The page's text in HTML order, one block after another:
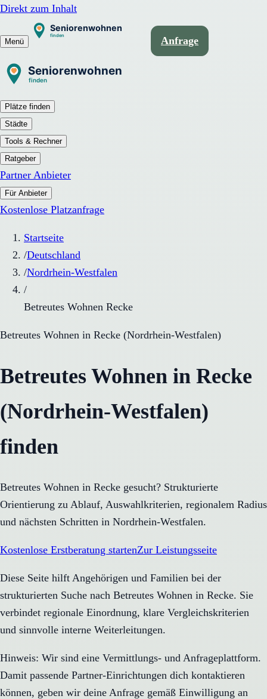
Direkt zum Inhalt
Menü Anfrage
Plätze finden
Städte
Tools & Rechner
Ratgeber
Partner Anbieter
Für Anbieter
Kostenlose Platzanfrage
Startseite
/Deutschland
/Nordrhein-Westfalen
/
Betreutes Wohnen Recke
Betreutes Wohnen in Recke (Nordrhein-Westfalen)
Betreutes Wohnen in Recke
(Nordrhein-Westfalen)
finden
Betreutes Wohnen in Recke gesucht? Strukturierte
Orientierung zu Ablauf, Auswahlkriterien, regionalem Radius
und nächsten Schritten in Nordrhein-Westfalen.
Kostenlose Erstberatung startenZur Leistungsseite
Diese Seite hilft Angehörigen und Familien bei der
strukturierten Suche nach Betreutes Wohnen in Recke. Sie
verbindet regionale Einordnung, klare Vergleichskriterien
und sinnvolle interne Weiterleitungen.
Hinweis: Wir sind eine Vermittlungs- und Anfrageplattform.
Damit passende Partner-Einrichtungen dich kontaktieren
können, geben wir deine Anfrage gemäß Einwilligung an